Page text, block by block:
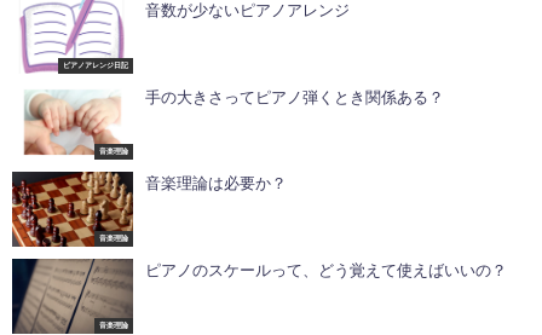
ピアノアレンジ日記
音数が少ないピアノアレンジ
音楽理論
手の大きさってピアノ弾くとき関係ある？
音楽理論
音楽理論は必要か？
音楽理論
ピアノのスケールって、どう覚えて使えばいいの？